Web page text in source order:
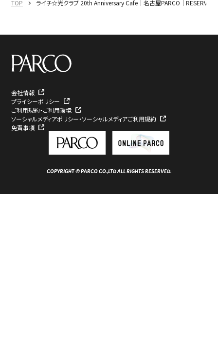
TOP ライチ☆光クラブ 20th Anniversary Cafe｜名古屋PARCO｜
会社情報
プライシーポリシー
ご利用規約・ご利用環境
ソーシャルメディアポリシー・ソーシャルメディアご利用規約
免責事項
COPYRIGHT © PARCO CO.,LTD ALL RIGHTS RESERVED.